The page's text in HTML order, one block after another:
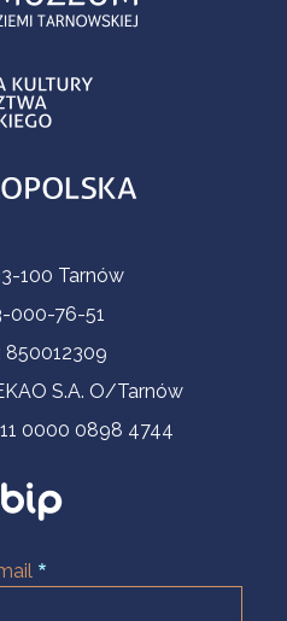
100 Tarnów
000-76-51
850012309
S.A. O/Tarnów
0000 0898 4744